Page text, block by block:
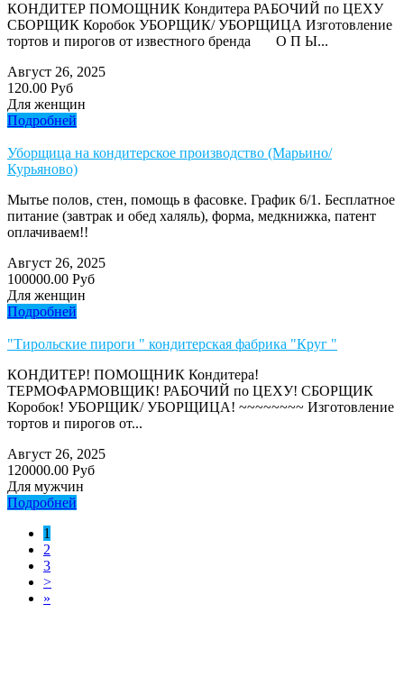
КОНДИТЕР ПОМОЩНИК Кондитера РАБОЧИЙ по ЦЕХУ
СБОРЩИК Коробок УБОРЩИК/ УБОРЩИЦА Изготовление
тортов и пирогов от известного бренда О П Ы...
Август 26, 2025
120.00 Руб
Для женщин
Подробней
Уборщица на кондитерское производство (Марьино/
Курьяново)
Мытье полов, стен, помощь в фасовке. График 6/1. Бесплатное
питание (завтрак и обед халяль), форма, медкнижка, патент
оплачиваем!!
Август 26, 2025
100000.00 Руб
Для женщин
Подробней
"Тирольские пироги " кондитерская фабрика "Круг "
КОНДИТЕР! ПОМОЩНИК Кондитера!
ТЕРМОФАРМОВЩИК! РАБОЧИЙ по ЦЕХУ! СБОРЩИК
Коробок! УБОРЩИК/ УБОРЩИЦА! ~~~~~~~~ Изготовление
тортов и пирогов от...
Август 26, 2025
120000.00 Руб
Для мужчин
Подробней
1
2
3
>
»